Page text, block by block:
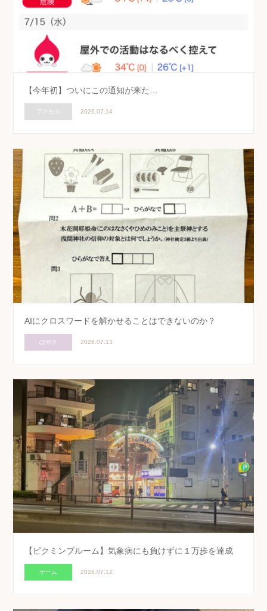
【今年初】ついにこの通知が来た…
アクセス 2026.07.14
AIにクロスワードを解かせることはできないのか？
ぼやき 2026.07.13
【ピクミンブルーム】気象病にも負けずに１万歩を達成
ゲーム 2026.07.12